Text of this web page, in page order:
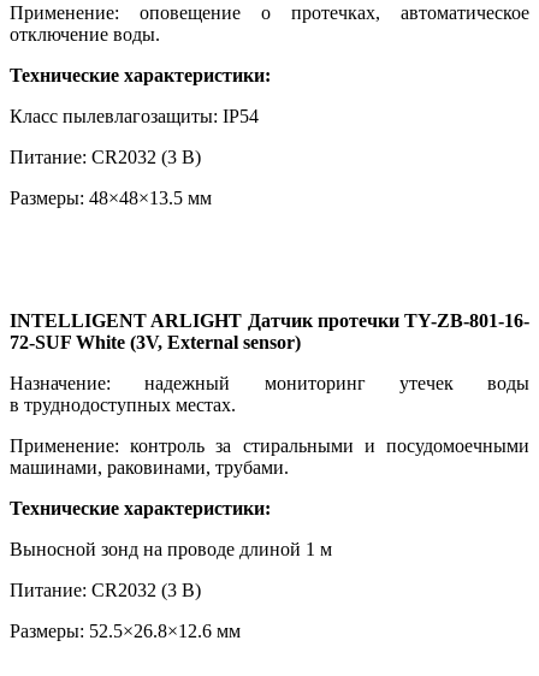
Применение: оповещение о протечках, автоматическое
отключение воды.
Технические характеристики:
Класс пылевлагозащиты: IP54
Питание: CR2032 (3 В)
Размеры: 48×48×13.5 мм
INTELLIGENT ARLIGHT Датчик протечки TY-ZB-801-16-
72-SUF White (3V, External sensor)
Назначение: надежный мониторинг утечек воды
в труднодоступных местах.
Применение: контроль за стиральными и посудомоечными
машинами, раковинами, трубами.
Технические характеристики:
Выносной зонд на проводе длиной 1 м
Питание: CR2032 (3 В)
Размеры: 52.5×26.8×12.6 мм